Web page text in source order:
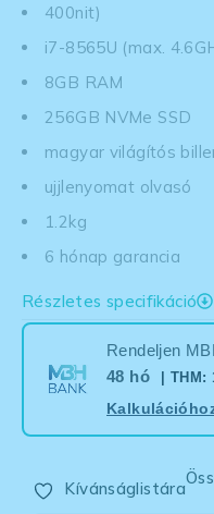
400nit)
i7-8565U (max.
8GB RAM
256GB NVMe SSD
magyar világítós
ujjlenyomat olvasó
1.2kg
6 hónap garancia
Részletes specifikáció
Rendeljen
48 hó
| THM:
Kívánságlistára